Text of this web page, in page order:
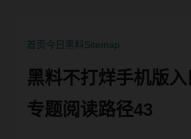
首页今日黑料Sitemap
黑料不打烊手机版
专题阅读路径43